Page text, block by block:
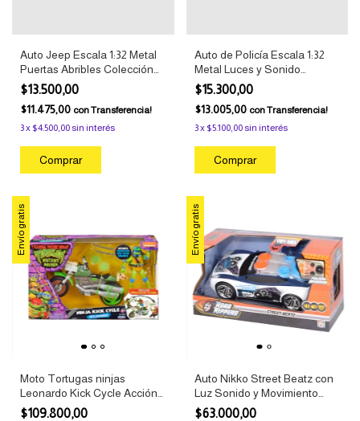
Auto Jeep Escala 1:32 Metal
Puertas Abribles Colección
Negro
$13.500,00
$11.475,00 conTransferencia!
3x $4.500,00sin interés
Auto de Policía Escala 1:32
Metal Luces y Sonido
Patrulla Blanco
$15.300,00
$13.005,00 conTransferencia!
3x $5.100,00sin interés
Envío gratis
Moto Tortugas ninjas
Leonardo Kick Cycle Acción
Mutante Sunny
$109.800,00
Envío gratis
Auto Nikko Street Beatz con
Luz Sonido y Movimiento
Motorizado Nikko
$63.000,00